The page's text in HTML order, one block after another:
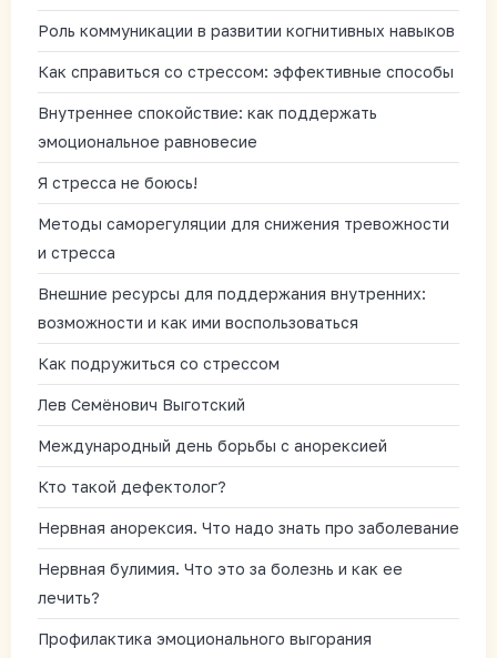
Роль коммуникации в развитии когнитивных навыков
Как справиться со стрессом: эффективные способы
Внутреннее спокойствие: как поддержать
эмоциональное равновесие
Я стресса не боюсь!
Методы саморегуляции для снижения тревожности
и стресса
Внешние ресурсы для поддержания внутренних:
возможности и как ими воспользоваться
Как подружиться со стрессом
Лев Семёнович Выготский
Международный день борьбы с анорексией
Кто такой дефектолог?
Нервная анорексия. Что надо знать про заболевание
Нервная булимия. Что это за болезнь и как ее
лечить?
Профилактика эмоционального выгорания